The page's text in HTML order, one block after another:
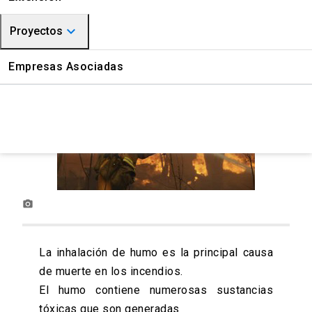
CITUC Químico
CITUC Farmacovigilancia
Proyectos keyboard_arrow_down
Medioambiente
Empresas Asociadas
photo_camera
La inhalación de humo es la principal causa
de muerte en los incendios.
El humo contiene numerosas sustancias
tóxicas que son generadas